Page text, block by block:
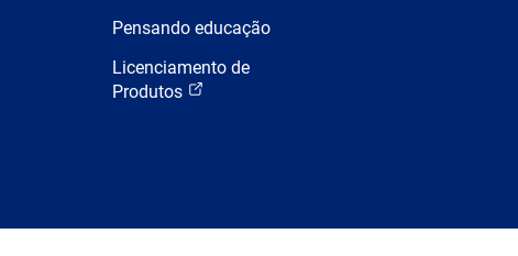
Pensando educação
Licenciamento de
Produtos